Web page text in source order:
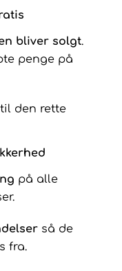
bliver solgt.
penge på
den rette
på alle
så de
fra.